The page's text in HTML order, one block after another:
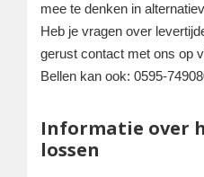
mee te denken in
Heb je vragen over
gerust contact met ons op
Bellen kan ook: 0595-
Informatie over
lossen